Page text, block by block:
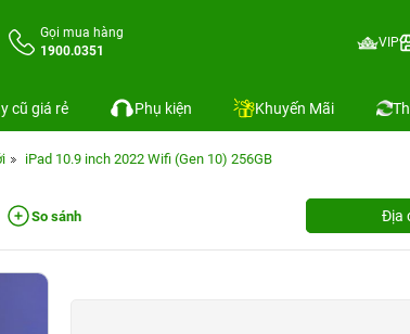
Gọi mua hàng
1900.0351
VIP
cũ giá rẻ Phụ kiện Khuyến Mãi
iPad 10.9 inch 2022 Wifi (Gen 10) 256GB
So sánh Địa